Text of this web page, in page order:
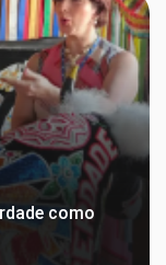
como